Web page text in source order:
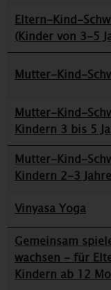
Eltern-Kind-
(Kinder von 3-5
Mutter-Kind-
Mutter-Kind-
Kindern 3 bis 5
Mutter-Kind-
Kindern 2-3 Jahre
Vinyasa Yoga
Gemeinsam
wachsen - für
Kindern ab 12